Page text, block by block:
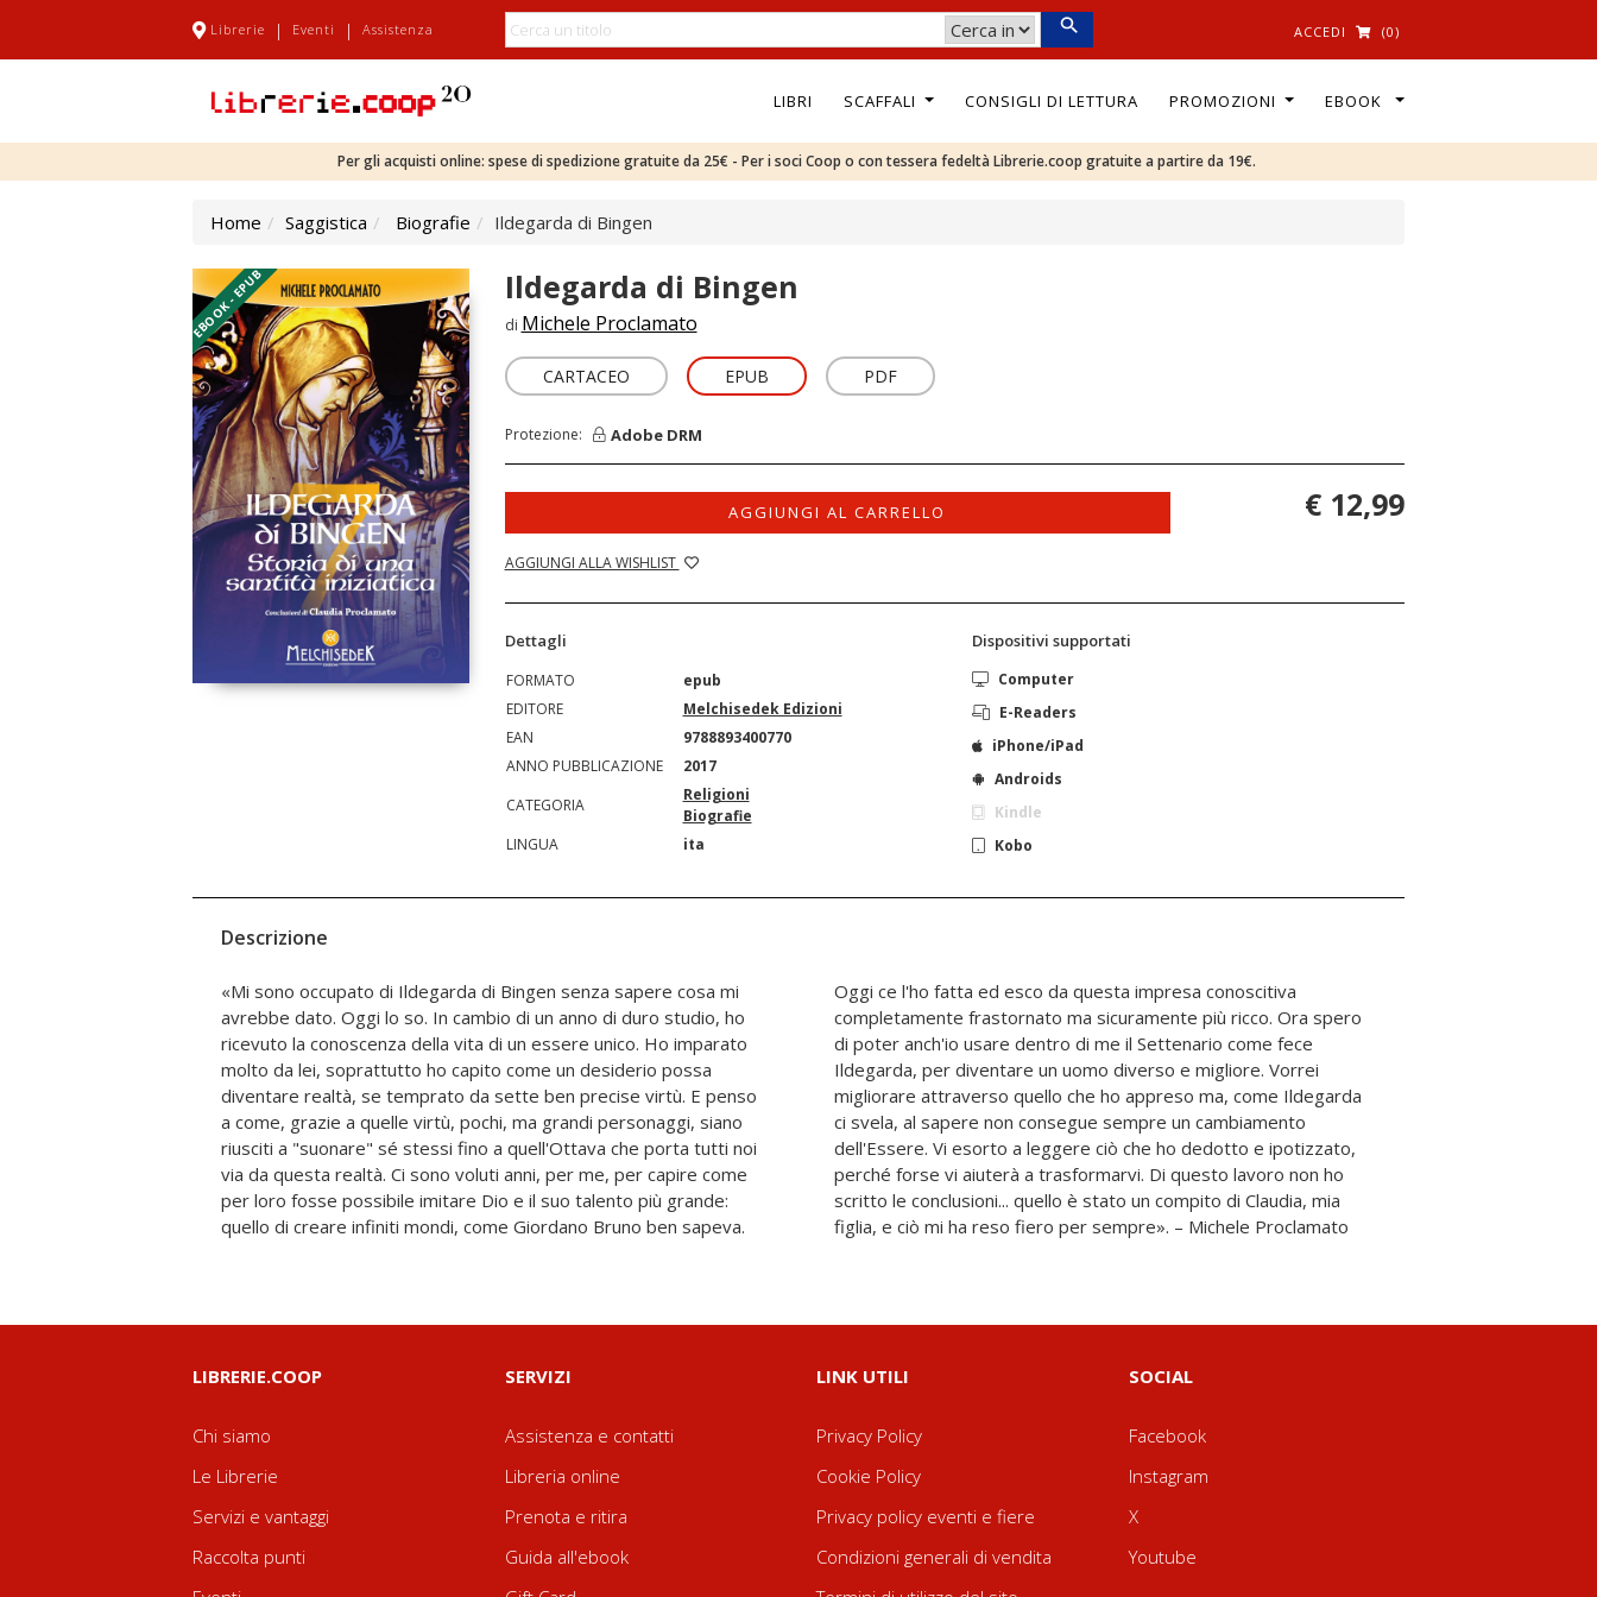
Librerie | Eventi | Assistenza ACCEDI (0)
LIBRI SCAFFALI CONSIGLI DI LETTURA PROMOZIONI EBOOK
Per gli acquisti online: spese di spedizione gratuite da 25€ - Per i soci Coop o con tessera fedeltà Librerie.coop gratuite a partire da 19€.
Home Saggistica Biografie Ildegarda di Bingen
EBOOK - EPUB Ildegarda di Bingen
di Michele Proclamato
CARTACEO EPUB PDF
Protezione: Adobe DRM
AGGIUNGI AL CARRELLO
AGGIUNGI ALLA WISHLIST
€ 12,99
Dettagli
FORMATO
epub
EDITORE
Melchisedek Edizioni
EAN
9788893400770
ANNO PUBBLICAZIONE
2017
CATEGORIA
Religioni
Biografie
LINGUA
ita
Dispositivi supportati
Computer
E-Readers
iPhone/iPad
Androids
Kindle
Kobo
Descrizione
«Mi sono occupato di Ildegarda di Bingen senza sapere cosa mi
avrebbe dato. Oggi lo so. In cambio di un anno di duro studio, ho
ricevuto la conoscenza della vita di un essere unico. Ho imparato
molto da lei, soprattutto ho capito come un desiderio possa
diventare realtà, se temprato da sette ben precise virtù. E penso
a come, grazie a quelle virtù, pochi, ma grandi personaggi, siano
riusciti a "suonare" sé stessi fino a quell'Ottava che porta tutti noi
via da questa realtà. Ci sono voluti anni, per me, per capire come
per loro fosse possibile imitare Dio e il suo talento più grande:
quello di creare infiniti mondi, come Giordano Bruno ben sapeva.
Oggi ce l'ho fatta ed esco da questa impresa conoscitiva
completamente frastornato ma sicuramente più ricco. Ora spero
di poter anch'io usare dentro di me il Settenario come fece
Ildegarda, per diventare un uomo diverso e migliore. Vorrei
migliorare attraverso quello che ho appreso ma, come Ildegarda
ci svela, al sapere non consegue sempre un cambiamento
dell'Essere. Vi esorto a leggere ciò che ho dedotto e ipotizzato,
perché forse vi aiuterà a trasformarvi. Di questo lavoro non ho
scritto le conclusioni... quello è stato un compito di Claudia, mia
figlia, e ciò mi ha reso fiero per sempre». – Michele Proclamato
LIBRERIE.COOP
Chi siamo
Le Librerie
Servizi e vantaggi
Raccolta punti
SERVIZI
Assistenza e contatti
Libreria online
Prenota e ritira
Guida all'ebook
LINK UTILI
Privacy Policy
Cookie Policy
Privacy policy eventi e fiere
Condizioni generali di vendita
SOCIAL
Facebook
Instagram
X
Youtube